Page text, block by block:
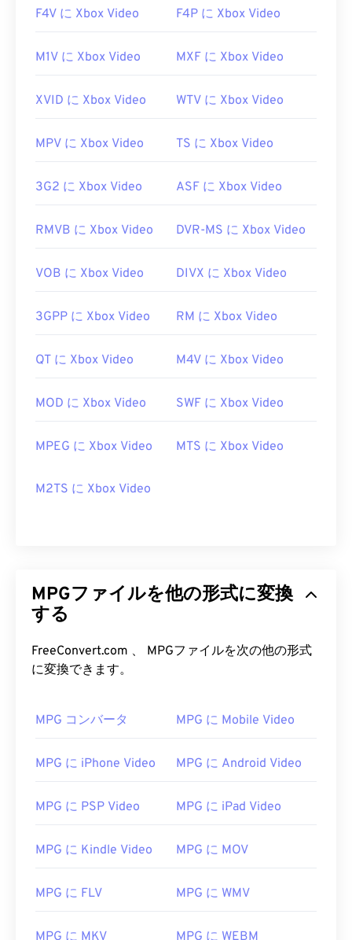
フトウェアが必要になる場合があります。例えば、
です。その場合は、MPEG-2ビデオデコーダー
さい。それでもうまくいかない場合は、VLCメデ
ィアプレーヤー
をお試しください。
開発元: Motion Picture Experts Group (MPEG)
役立つリンク:
F4V に Xbox Video F4P に Xbox Video
M1V に Xbox Video MXF に Xbox Video
XVID に Xbox Video WTV に Xbox Video
MPV に Xbox Video TS に Xbox Video
3G2 に Xbox Video ASF に Xbox Video
RMVB に Xbox Video DVR-MS に Xbox Video
VOB に Xbox Video DIVX に Xbox Video
3GPP に Xbox Video RM に Xbox Video
QT に Xbox Video M4V に Xbox Video
MOD に Xbox Video SWF に Xbox Video
MPEG に Xbox Video MTS に Xbox Video
M2TS に Xbox Video
MPGファイルを他の形式に変換
する
FreeConvert.com 、 MPGファイルを次の他の形式
に変換できます。
MPG コンバータ MPG に Mobile Video
MPG に iPhone Video MPG に Android Video
MPG に PSP Video MPG に iPad Video
MPG に Kindle Video MPG に MOV
MPG に FLV MPG に WMV